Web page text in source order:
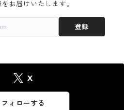
お届けいたします。
登録
X
フォローする